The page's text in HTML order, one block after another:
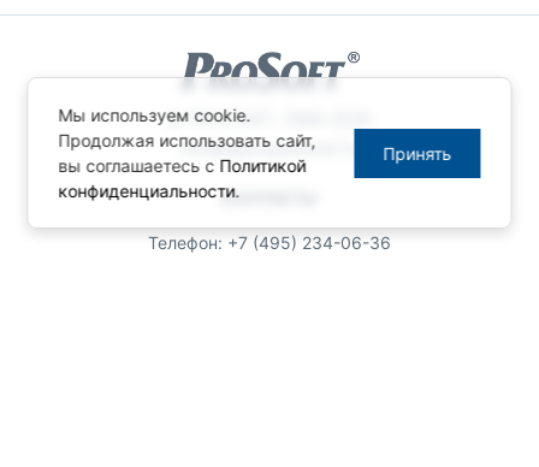
© ПРОСОФТ, 1996-2026
Конфиденциальность
КОНТАКТЫ
Телефон: +7 (495) 234-06-36
Мы используем cookie.
Продолжая использовать сайт,
вы соглашаетесь с Политикой
конфиденциальности.
Принять